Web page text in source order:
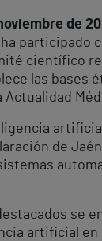
de
participado
científico
las bases
de
se
artificial